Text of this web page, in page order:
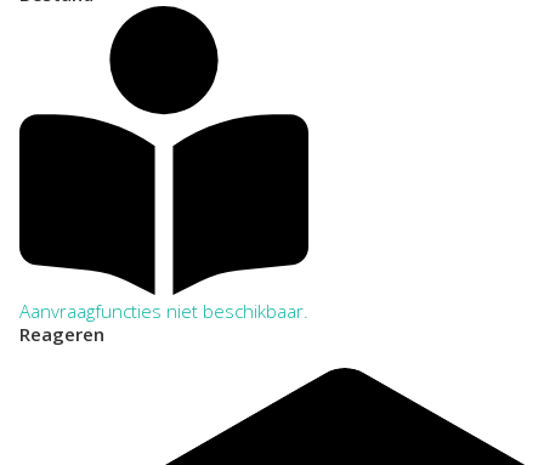
Aanvraagfuncties niet beschikbaar.
Reageren